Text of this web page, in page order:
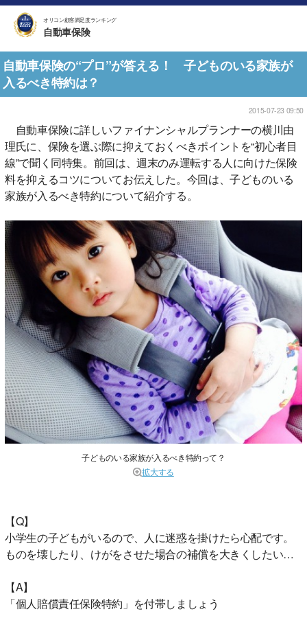
オリコン顧客満足度ランキング
自動車保険
自動車保険の“プロ”が答える！ 子どものいる家族が
入るべき特約は？
2015-07-23 09:50
自動車保険に詳しいファイナンシャルプランナーの横川由
理氏に、保険を選ぶ際に抑えておくべきポイントを“初心者目
線”で聞く同特集。前回は、週末のみ運転する人に向けた保険
料を抑えるコツについてお伝えした。今回は、子どものいる
家族が入るべき特約について紹介する。
子どものいる家族が入るべき特約って？
拡大する
【Q】
小学生の子どもがいるので、人に迷惑を掛けたら心配です。
ものを壊したり、けがをさせた場合の補償を大きくしたい…
【A】
「個人賠償責任保険特約」を付帯しましょう